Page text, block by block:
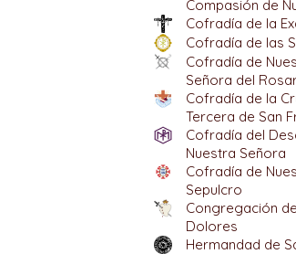
Compasión de
Cofradía de la
Cofradía de las
Cofradía de
Señora del
Cofradía de la
Tercera de San
Cofradía del
Nuestra Señora
Cofradía de
Sepulcro
Congregación
Dolores
Hermandad de